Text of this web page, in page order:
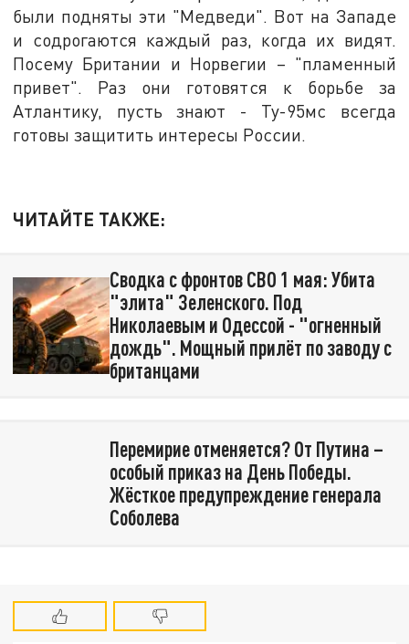
были подняты эти "Медведи". Вот на Западе
и содрогаются каждый раз, когда их видят.
Посему Британии и Норвегии – "пламенный
привет". Раз они готовятся к борьбе за
Атлантику, пусть знают - Ту-95мс всегда
готовы защитить интересы России.
ЧИТАЙТЕ ТАКЖЕ:
Сводка с фронтов СВО 1 мая: Убита
"элита" Зеленского. Под
Николаевым и Одессой - "огненный
дождь". Мощный прилёт по заводу с
британцами
Перемирие отменяется? От Путина –
особый приказ на День Победы.
Жёсткое предупреждение генерала
Соболева